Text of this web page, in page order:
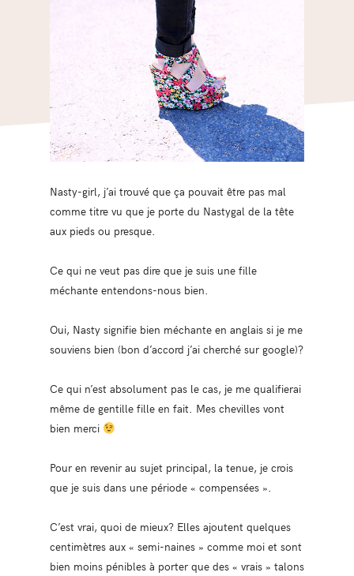
Nasty-girl, j’ai trouvé que ça pouvait être pas mal
comme titre vu que je porte du Nastygal de la tête
aux pieds ou presque.
Ce qui ne veut pas dire que je suis une fille
méchante entendons-nous bien.
Oui, Nasty signifie bien méchante en anglais si je me
souviens bien (bon d’accord j’ai cherché sur google)?
Ce qui n’est absolument pas le cas, je me qualifierai
même de gentille fille en fait. Mes chevilles vont
bien merci
Pour en revenir au sujet principal, la tenue, je crois
que je suis dans une période « compensées ».
C’est vrai, quoi de mieux? Elles ajoutent quelques
centimètres aux « semi-naines » comme moi et sont
bien moins pénibles à porter que des « vrais » talons